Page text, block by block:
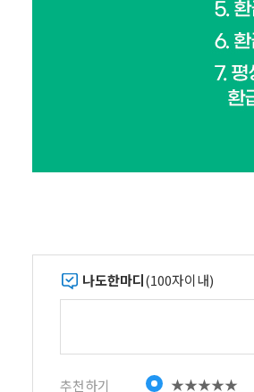
나도한마디(100자이내)
추천하기 ★★★★★